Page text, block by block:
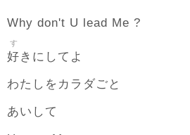
Why don't U lead Me ?
好
す
きにしてよ
わたしをカラダごと
あいして